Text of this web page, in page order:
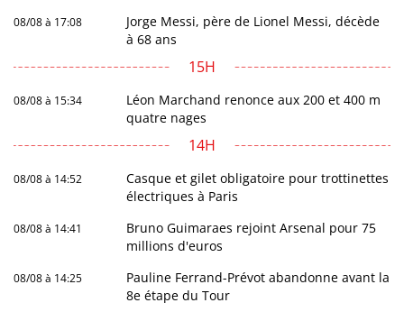
08/08 à 17:08
Jorge Messi, père de Lionel Messi, décède
à 68 ans
15H
08/08 à 15:34
Léon Marchand renonce aux 200 et 400 m
quatre nages
14H
08/08 à 14:52
Casque et gilet obligatoire pour trottinettes
électriques à Paris
08/08 à 14:41
Bruno Guimaraes rejoint Arsenal pour 75
millions d'euros
08/08 à 14:25
Pauline Ferrand-Prévot abandonne avant la
8e étape du Tour